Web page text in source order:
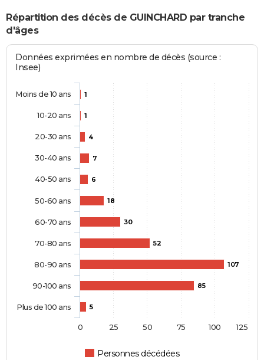
Répartition des décès de GUINCHARD par tranche
d'âges
Données exprimées en nombre de décès (source :
Insee)
1
1
4
7
6
18
30
52
107
85
5
Personnes décédées
Moins de 10 ans
10-20 ans
20-30 ans
30-40 ans
40-50 ans
50-60 ans
60-70 ans
70-80 ans
80-90 ans
90-100 ans
Plus de 100 ans
0 100
25 50 75 125